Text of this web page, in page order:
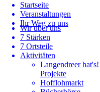
Startseite
Veranstaltungen
Ihr Weg zu uns
Wir über uns
7 Stärken
7 Ortsteile
Aktivitäten
Langendreer hat's!
Projekte
Hofflohmarkt